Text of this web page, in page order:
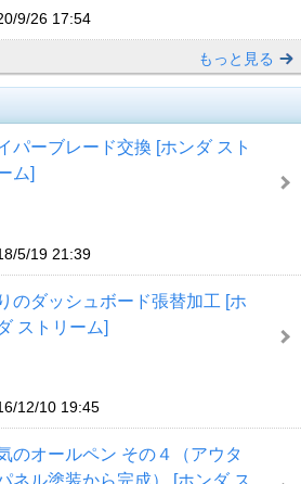
9/26 17:54
もっと見る
パーブレード交換 [ホンダ スト
ム]
5/19 21:39
のダッシュボード張替加工 [ホ
ストリーム]
12/10 19:45
のオールペン その４（アウタ